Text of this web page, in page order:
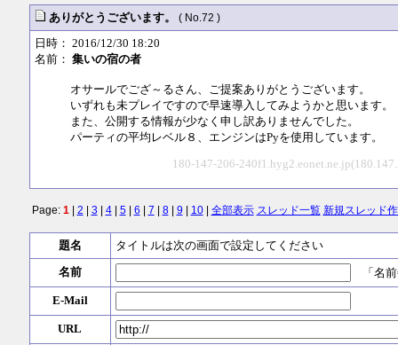
ありがとうございます。 ( No.72 )
日時： 2016/12/30 18:20
名前： 集いの宿の者
オサールでござ～るさん、ご提案ありがとうございます。
いずれも未プレイですので早速導入してみようかと思います。
また、公開する情報が少なく申し訳ありませんでした。
パーティの平均レベル８、エンジンはPyを使用しています。
180-147-206-
Page: 1| 2 3 4| 5| 6 7 8| 9 10| 全部表示 スレッド一覧 新規スレッド
題名
タイトルは次の画面で設定してください
名前
「名前
E-Mail
URL